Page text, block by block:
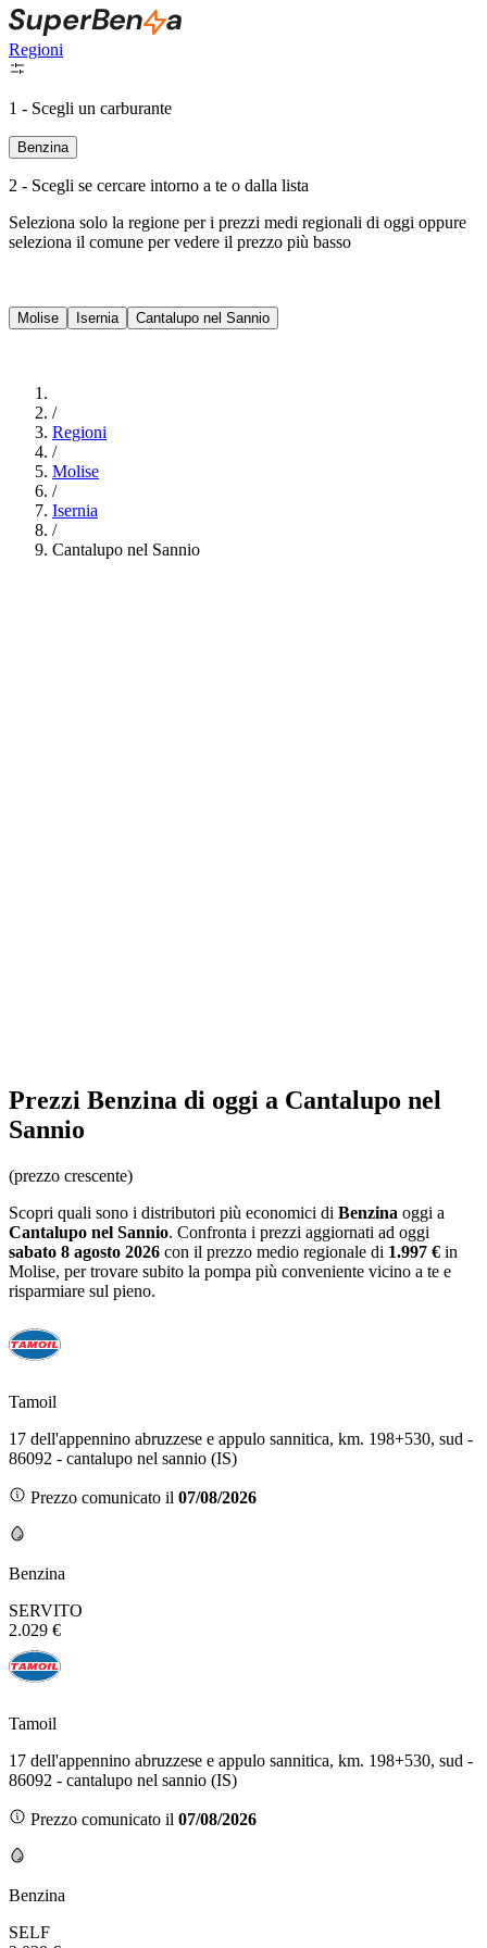
Regioni
1 - Scegli un carburante
Benzina
2 - Scegli se cercare intorno a te o dalla lista
Seleziona solo la regione per i prezzi medi regionali di oggi oppure
seleziona il comune per vedere il prezzo più basso
Molise Isernia Cantalupo nel Sannio
/
Regioni
/
Molise
/
Isernia
/
Cantalupo nel Sannio
Prezzi Benzina di oggi a Cantalupo nel
Sannio
(prezzo crescente)
Scopri quali sono i distributori più economici di Benzina oggi a
Cantalupo nel Sannio. Confronta i prezzi aggiornati ad oggi
sabato 8 agosto 2026 con il prezzo medio regionale di 1.997 € in
Molise, per trovare subito la pompa più conveniente vicino a te e
risparmiare sul pieno.
Tamoil
17 dell'appennino abruzzese e appulo sannitica, km. 198+530, sud -
86092 - cantalupo nel sannio (IS)
Prezzo comunicato il 07/08/2026
Benzina
SERVITO
2.029 €
Tamoil
17 dell'appennino abruzzese e appulo sannitica, km. 198+530, sud -
86092 - cantalupo nel sannio (IS)
Prezzo comunicato il 07/08/2026
Benzina
SELF